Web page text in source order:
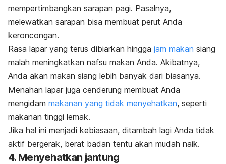
mempertimbangkan sarapan pagi. Pasalnya,
melewatkan sarapan bisa membuat perut Anda
keroncongan.
Rasa lapar yang terus dibiarkan hingga jam makan siang
malah meningkatkan nafsu makan Anda. Akibatnya,
Anda akan makan siang lebih banyak dari biasanya.
Menahan lapar juga cenderung membuat Anda
mengidam makanan yang tidak menyehatkan, seperti
makanan tinggi lemak.
Jika hal ini menjadi kebiasaan, ditambah lagi Anda tidak
aktif bergerak, berat badan tentu akan mudah naik.
4. Menyehatkan jantung